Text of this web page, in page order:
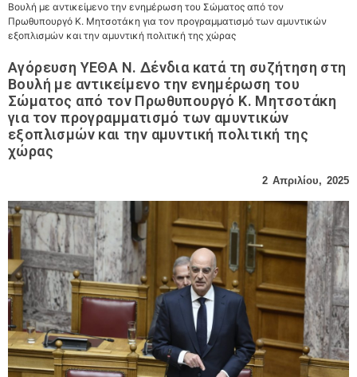
Βουλή με αντικείμενο την ενημέρωση του Σώματος από τον
Πρωθυπουργό Κ. Μητσοτάκη για τον προγραμματισμό των αμυντικών
εξοπλισμών και την αμυντική πολιτική της χώρας
Αγόρευση ΥΕΘΑ Ν. Δένδια κατά τη συζήτηση στη
Βουλή με αντικείμενο την ενημέρωση του
Σώματος από τον Πρωθυπουργό Κ. Μητσοτάκη
για τον προγραμματισμό των αμυντικών
εξοπλισμών και την αμυντική πολιτική της
χώρας
2 Απριλίου, 2025